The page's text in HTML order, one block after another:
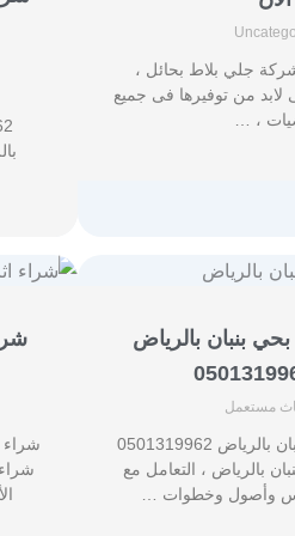
جلي بلاط بحائل ،
لابد من توفيرها فى جميع
، …
بنبان بالرياض
مستعمل
شراء اثاث مستعمل بحي بنبان بالرياض 0501319962
بالرياض ، التعامل مع
وأصول وخطوات …